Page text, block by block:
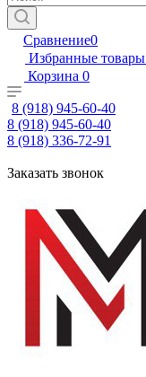
Сравнение0
Избранные товары
Корзина 0
8 (918) 945-60-40
8 (918) 945-60-40
8 (918) 336-72-91
Заказать звонок